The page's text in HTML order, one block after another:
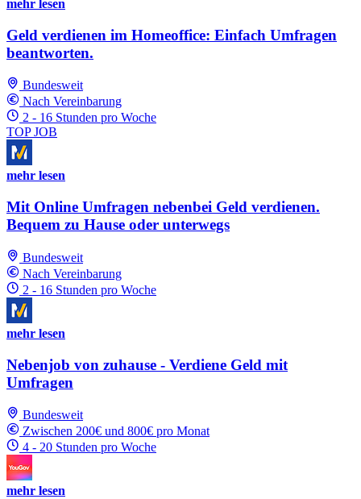
mehr lesen
Geld verdienen im Homeoffice: Einfach Umfragen
beantworten.
Bundesweit
Nach Vereinbarung
2 - 16 Stunden pro Woche
TOP JOB
mehr lesen
Mit Online Umfragen nebenbei Geld verdienen.
Bequem zu Hause oder unterwegs
Bundesweit
Nach Vereinbarung
2 - 16 Stunden pro Woche
mehr lesen
Nebenjob von zuhause - Verdiene Geld mit
Umfragen
Bundesweit
Zwischen 200€ und 800€ pro Monat
4 - 20 Stunden pro Woche
mehr lesen